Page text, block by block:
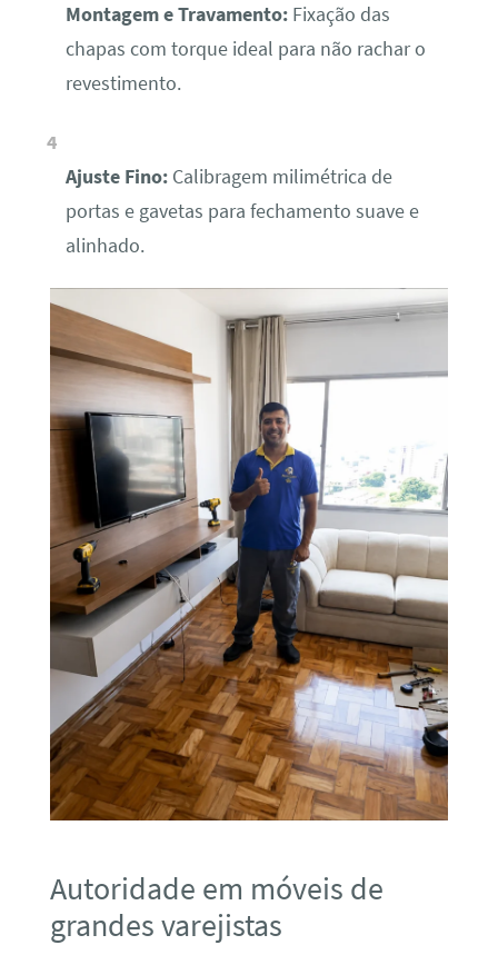
Montagem e Travamento:Fixação das
chapas com torque ideal para não rachar o
revestimento.
Ajuste Fino:Calibragem milimétrica de
portas e gavetas para fechamento suave e
alinhado.
Autoridade em móveis de
grandes varejistas